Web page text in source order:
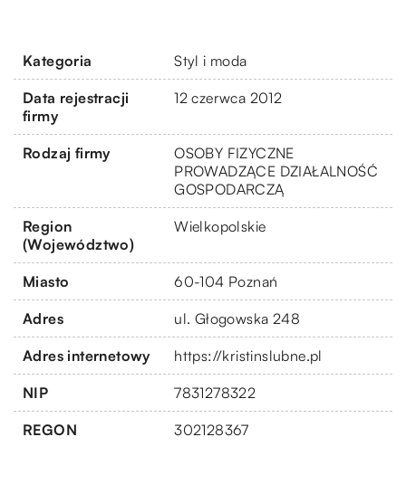
Kategoria Styl i moda
Data rejestracji
firmy
12 czerwca 2012
Rodzaj firmy
OSOBY FIZYCZNE
PROWADZĄCE DZIAŁALNOŚĆ
GOSPODARCZĄ
Region
(Województwo)
Wielkopolskie
Miasto 60-104 Poznań
Adres ul. Głogowska 248
Adres internetowy https://kristinslubne.pl
NIP 7831278322
REGON 302128367